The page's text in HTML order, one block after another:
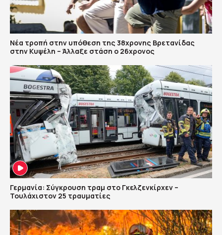
Νέα τροπή στην υπόθεση της 38χρονης Βρετανίδας
στην Κυψέλη – Άλλαξε στάση ο 26χρονος
Γερμανία: Σύγκρουση τραμ στο Γκελζενκίρχεν –
Τουλάχιστον 25 τραυματίες